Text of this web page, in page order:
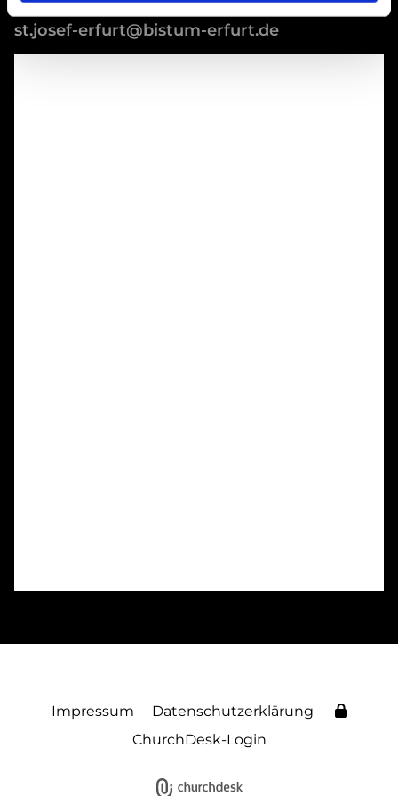
st.josef-erfurt@bistum-erfurt.de
Impressum
Datenschutzerklärung
ChurchDesk-Login